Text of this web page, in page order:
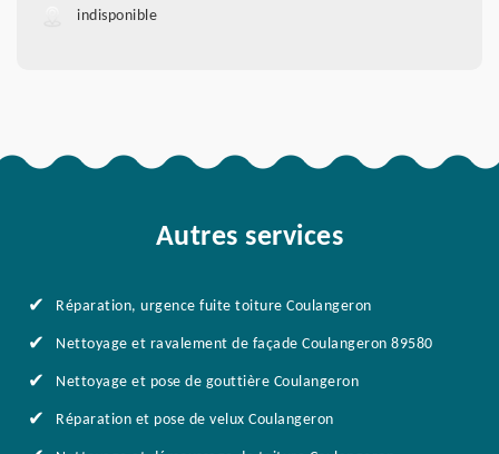
indisponible
Autres services
Réparation, urgence fuite toiture Coulangeron
Nettoyage et ravalement de façade Coulangeron 89580
Nettoyage et pose de gouttière Coulangeron
Réparation et pose de velux Coulangeron